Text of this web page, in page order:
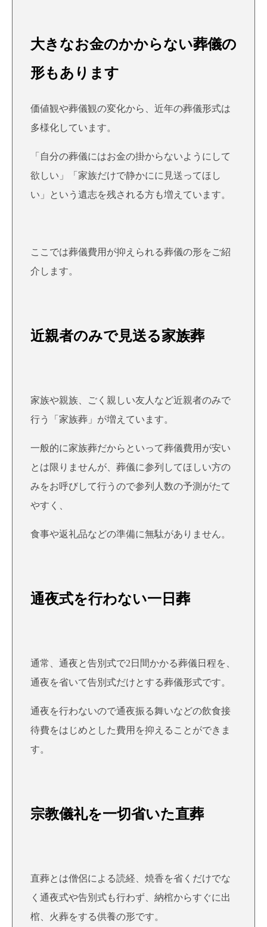
大きなお金のかからない葬儀の
形もあります
価値観や葬儀観の変化から、近年の葬儀形式は
多様化しています。
「自分の葬儀にはお金の掛からないようにして
欲しい」「家族だけで静かにに見送ってほし
い」という遺志を残される方も増えています。
ここでは葬儀費用が抑えられる葬儀の形をご紹
介します。
近親者のみで見送る家族葬
家族や親族、ごく親しい友人など近親者のみで
行う「家族葬」が増えています。
一般的に家族葬だからといって葬儀費用が安い
とは限りませんが、葬儀に参列してほしい方の
みをお呼びして行うので参列人数の予測がたて
やすく、
食事や返礼品などの準備に無駄がありません。
通夜式を行わない一日葬
通常、通夜と告別式で2日間かかる葬儀日程を、
通夜を省いて告別式だけとする葬儀形式です。
通夜を行わないので通夜振る舞いなどの飲食接
待費をはじめとした費用を抑えることができま
す。
宗教儀礼を一切省いた直葬
直葬とは僧侶による読経、焼香を省くだけでな
く通夜式や告別式も行わず、納棺からすぐに出
棺、火葬をする供養の形です。